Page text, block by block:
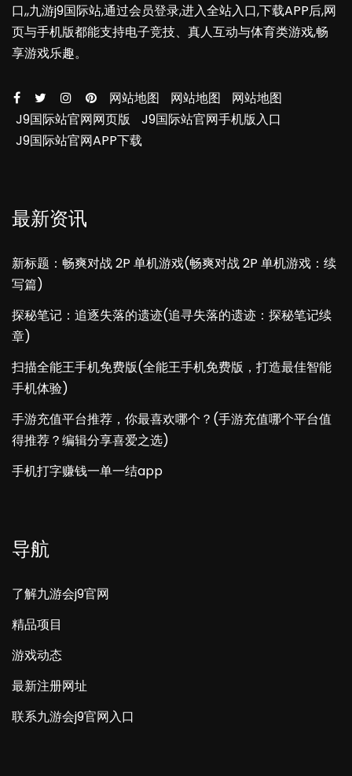
口,,九游j9国际站,通过会员登录,进入全站入口,下载APP后,网
页与手机版都能支持电子竞技、真人互动与体育类游戏,畅
享游戏乐趣。
网站地图 网站地图
网站地图
J9国际站官网网页版
J9国际站官网手机版入口
J9国际站官网APP下载
最新资讯
新标题：畅爽对战 2P 单机游戏(畅爽对战 2P 单机游戏：续
写篇)
探秘笔记：追逐失落的遗迹(追寻失落的遗迹：探秘笔记续
章)
扫描全能王手机免费版(全能王手机免费版，打造最佳智能
手机体验)
手游充值平台推荐，你最喜欢哪个？(手游充值哪个平台值
得推荐？编辑分享喜爱之选)
手机打字赚钱一单一结app
导航
了解九游会j9官网
精品项目
游戏动态
最新注册网址
联系九游会j9官网入口